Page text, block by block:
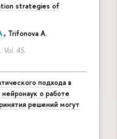
strategies of
, Trifonova A.
Vol. 45.
подхода в
о работе
решений могут